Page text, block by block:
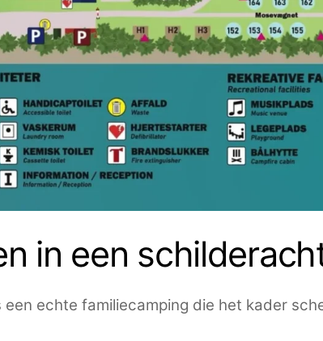
in een
een echte familiecamping die het kader